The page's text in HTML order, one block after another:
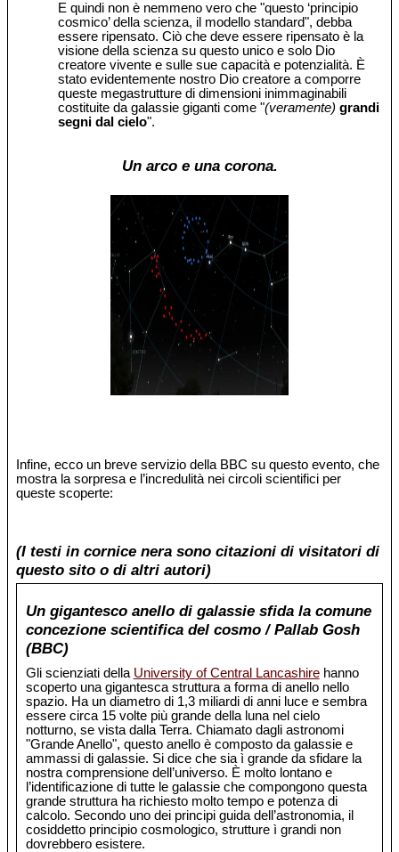
E quindi non è nemmeno vero che "questo ‘principio
cosmico’ della scienza, il modello standard", debba
essere ripensato. Ciò che deve essere ripensato è la
visione della scienza su questo unico e solo Dio
creatore vivente e sulle sue capacità e potenzialità. È
stato evidentemente nostro Dio creatore a comporre
queste megastrutture di dimensioni inimmaginabili
costituite da galassie giganti come "(veramente)grandi
segni dal cielo".
Un arco e una corona.
Infine, ecco un breve servizio della BBC su questo evento, che
mostra la sorpresa e l’incredulità nei circoli scientifici per
queste scoperte:
(I testi in cornice nera sono citazioni di visitatori di
questo sito o di altri autori)
Un gigantesco anello di galassie sfida la comune
concezione scientifica del cosmo / Pallab Gosh
(BBC)
Gli scienziati della University of Central Lancashirehanno
scoperto una gigantesca struttura a forma di anello nello
spazio. Ha un diametro di 1,3 miliardi di anni luce e sembra
essere circa 15 volte più grande della luna nel cielo
notturno, se vista dalla Terra. Chiamato dagli astronomi
"Grande Anello", questo anello è composto da galassie e
ammassi di galassie. Si dice che sia ì grande da sfidare la
nostra comprensione dell’universo. È molto lontano e
l’identificazione di tutte le galassie che compongono questa
grande struttura ha richiesto molto tempo e potenza di
calcolo. Secondo uno dei principi guida dell’astronomia, il
cosiddetto principio cosmologico, strutture ì grandi non
dovrebbero esistere.